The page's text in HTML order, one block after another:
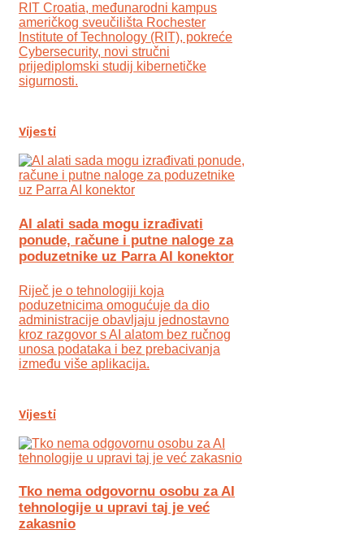
RIT Croatia, međunarodni kampus
američkog sveučilišta Rochester
Institute of Technology (RIT), pokreće
Cybersecurity, novi stručni
prijediplomski studij kibernetičke
sigurnosti.
Vijesti
AI alati sada mogu izrađivati
ponude, račune i putne naloge za
poduzetnike uz Parra AI konektor
Riječ je o tehnologiji koja
poduzetnicima omogućuje da dio
administracije obavljaju jednostavno
kroz razgovor s AI alatom bez ručnog
unosa podataka i bez prebacivanja
između više aplikacija.
Vijesti
Tko nema odgovornu osobu za AI
tehnologije u upravi taj je već
zakasnio